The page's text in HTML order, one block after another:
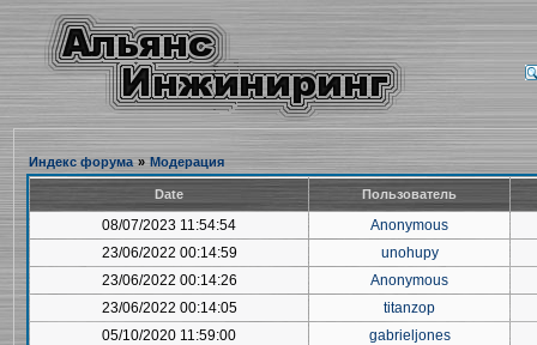
Индекс форума » Модерация
Date Пользователь
08/07/2023 11:54:54
Anonymous
23/06/2022 00:14:59
unohupy
23/06/2022 00:14:26
Anonymous
23/06/2022 00:14:05
titanzop
05/10/2020 11:59:00
gabrieljones